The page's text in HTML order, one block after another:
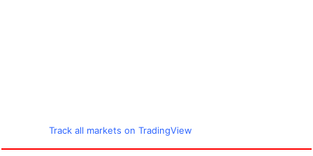
Track all markets on TradingView